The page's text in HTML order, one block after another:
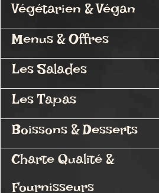
Végétarien & Végan
Menus & Offres
Les Salades
Les Tapas
Boissons & Desserts
Charte Qualité &